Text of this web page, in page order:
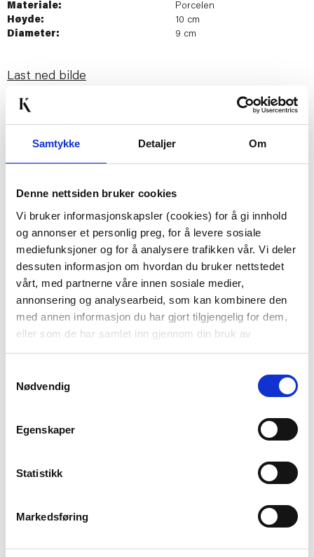
Samtykke Detaljer Om
Denne nettsiden bruker cookies
Vi bruker informasjonskapsler (cookies) for å gi innhold
og annonser et personlig preg, for å levere sosiale
mediefunksjoner og for å analysere trafikken vår. Vi deler
dessuten informasjon om hvordan du bruker nettstedet
vårt, med partnerne våre innen sosiale medier,
annonsering og analysearbeid, som kan kombinere den
med annen informasjon du har gjort tilgjengelig for dem,
eller som de har samlet inn gjennom din bruk av
tjenestene deres.
Nødvendig
Egenskaper
Statistikk
Markedsføring
Materiale:
Porcelen
Høyde:
10 cm
Diameter:
9 cm
Last ned bilde
SERVIETTRING 2PK
SORT
23,97
ASJETT THILDA 20 CM
99,00
TREBOLLE NICOLINE
KOPP THILDA